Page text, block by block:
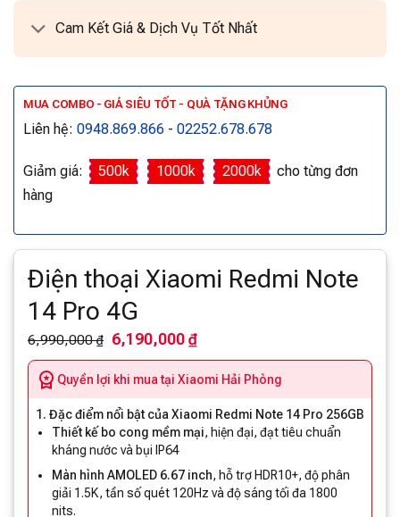
Cam Kết Giá & Dịch Vụ Tốt Nhất
MUA COMBO - GIÁ SIÊU TỐT - QUÀ TẶNG KHỦNG
Liên hệ: 0948.869.866 - 02252.678.678
Giảm giá: 500k 1000k 2000k
cho từng đơn
hàng
Điện thoại Xiaomi Redmi Note
14 Pro 4G
6,990,000 ₫ 6,190,000 ₫
Quyền lợi khi mua tại Xiaomi Hải Phòng
1. Đặc điểm nổi bật của Xiaomi Redmi Note 14 Pro 256GB
Thiết kế bo cong mềm mại, hiện đại, đạt tiêu chuẩn
kháng nước và bụi IP64
Màn hình AMOLED 6.67 inch, hỗ trợ HDR10+, độ phân
giải 1.5K, tần số quét 120Hz và độ sáng tối đa 1800
nits.